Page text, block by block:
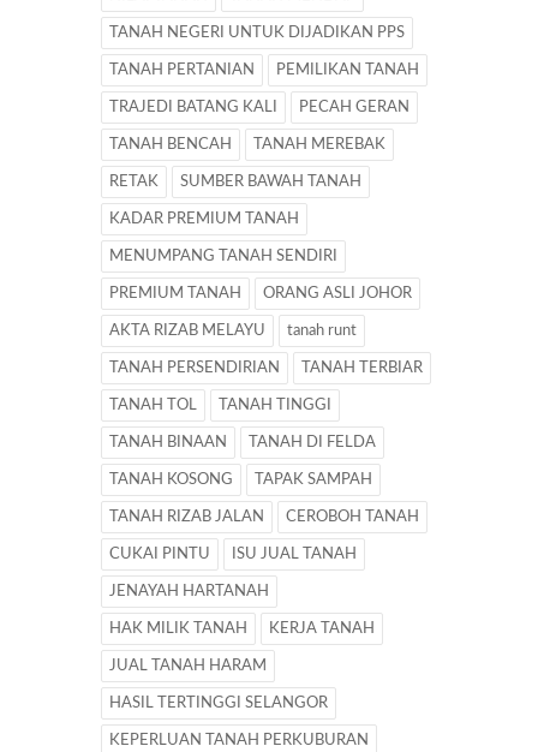
TANAH NEGERI UNTUK DIJADIKAN PPS
TANAH PERTANIAN PEMILIKAN TANAH
TRAJEDI BATANG KALI PECAH GERAN
TANAH BENCAH TANAH MEREBAK
RETAK SUMBER BAWAH TANAH
KADAR PREMIUM TANAH
MENUMPANG TANAH SENDIRI
PREMIUM TANAH ORANG ASLI JOHOR
AKTA RIZAB MELAYU tanah runt
TANAH PERSENDIRIAN TANAH TERBIAR
TANAH TOL TANAH TINGGI
TANAH BINAAN TANAH DI FELDA
TANAH KOSONG TAPAK SAMPAH
TANAH RIZAB JALAN CEROBOH TANAH
CUKAI PINTU ISU JUAL TANAH
JENAYAH HARTANAH
HAK MILIK TANAH KERJA TANAH
JUAL TANAH HARAM
HASIL TERTINGGI SELANGOR
KEPERLUAN TANAH PERKUBURAN